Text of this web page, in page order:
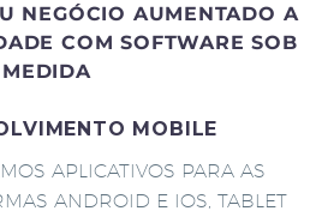
NEGÓCIO AUMENTADO A
COM SOFTWARE SOB
MEDIDA
MOBILE
APLICATIVOS PARA AS
ANDROID E IOS, TABLET